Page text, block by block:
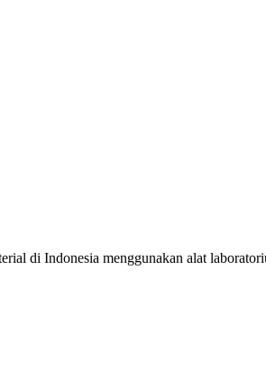
di Indonesia menggunakan alat